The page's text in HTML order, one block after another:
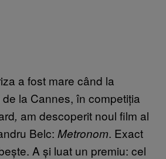
a fost mare când la
la Cannes, în competiția
, am descoperit noul film al
Belc: Metronom. Exact
A și luat un premiu: cel